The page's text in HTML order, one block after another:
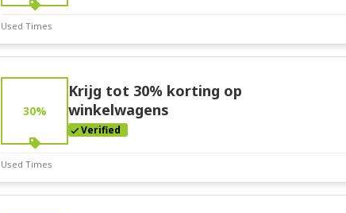
Used Times
Deal Stats
Expires:Mar-31-2026
30%
Krijg tot 30% korting op
winkelwagens
Verified
Used Times
Deal Stats